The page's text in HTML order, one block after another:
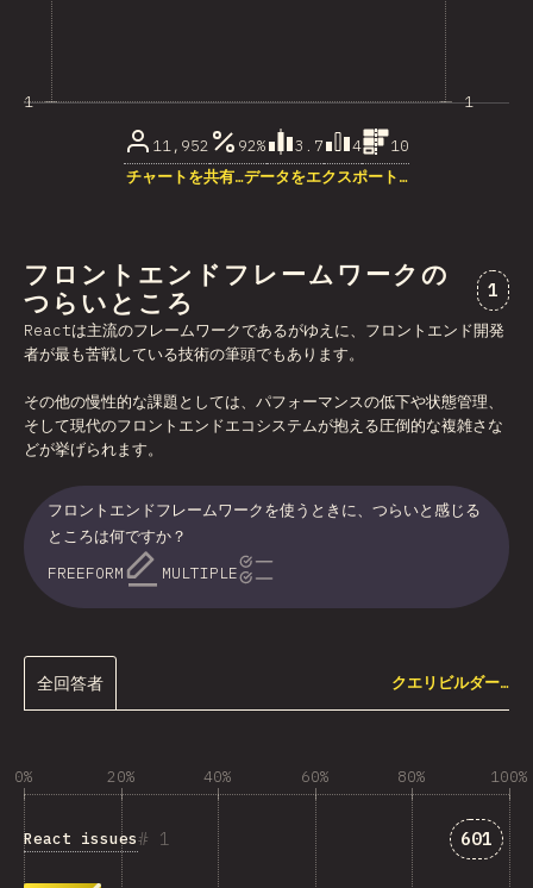
1 1
11,952 92% 3.7 4
10
チャートを共有…データをエクスポート…
フロントエンドフレームワークの
つらいところ
“フ
1
Reactは主流のフレームワークであるがゆえに、フロントエンド開発
者が最も苦戦している技術の筆頭でもあります。
その他の慢性的な課題としては、パフォーマンスの低下や状態管理、
そして現代のフロントエンドエコシステムが抱える圧倒的な複雑さな
どが挙げられます。
フロントエンドフレームワークを使うときに、つらいと感じる
ところは何ですか？
FREEFORM
MULTIPLE
全回答者 クエリビルダー…
0% 20% 40% 60% 80% 100%
1
React issues 「
601